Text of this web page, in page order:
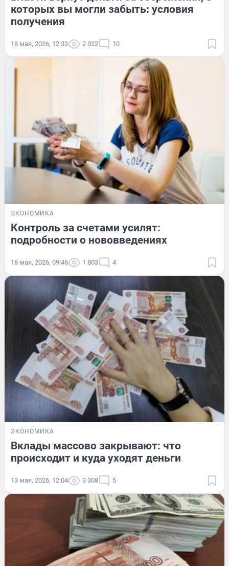
которых вы могли забыть: условия
получения
18 мая, 2026, 12:32 2 022 10
ЭКОНОМИКА
Контроль за счетами усилят:
подробности о нововведениях
18 мая, 2026, 09:46 1 803 4
ЭКОНОМИКА
Вклады массово закрывают: что
происходит и куда уходят деньги
13 мая, 2026, 12:04 3 308 5